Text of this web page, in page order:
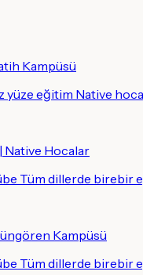
Kampüsü
yüze eğitim Native
Native Hocalar
Tüm dillerde
Kampüsü
Tüm dillerde